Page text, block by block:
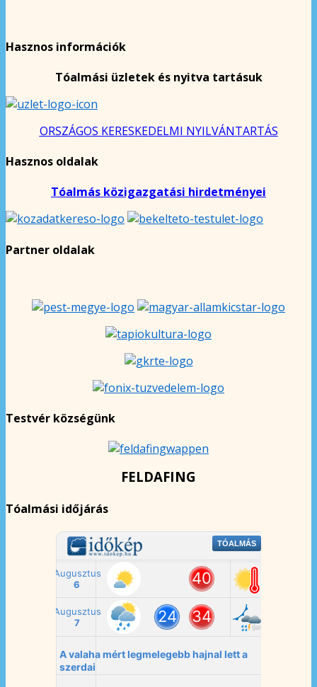
Hasznos információk
Tóalmási üzletek és nyitva tartásuk
ORSZÁGOS KERESKEDELMI NYILVÁNTARTÁS
Hasznos oldalak
Tóalmás közigazgatási hirdetményei
Partner oldalak
Testvér községünk
FELDAFING
Tóalmási időjárás